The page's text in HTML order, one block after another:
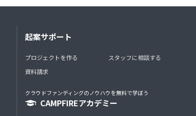
起案サポート
プロジェクトを作る
資料請求
スタッフに相談する
クラウドファンディングのノウハウを無料で学ぼう
CAMPFIREアカデミー